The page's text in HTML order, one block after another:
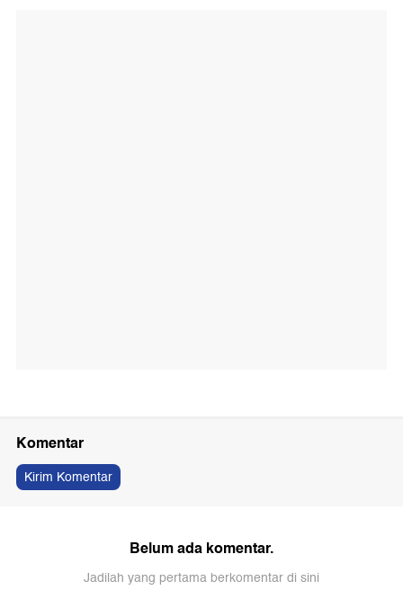
Komentar
Kirim Komentar
Belum ada komentar.
Jadilah yang pertama berkomentar di sini